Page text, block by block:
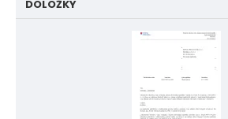
DOLOŽKY